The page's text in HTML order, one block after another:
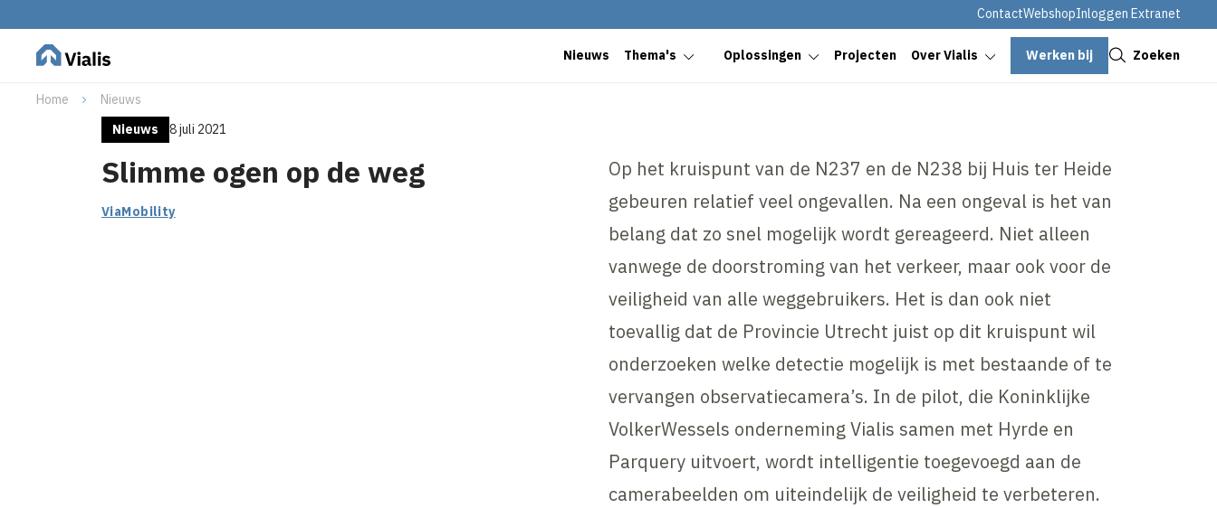
ContactWebshopInloggen Extranet
Nieuws Thema's Oplossingen Projecten Over Vialis Werken bij Zoeken
Home
Nieuws
Nieuws
8 juli 2021
Slimme ogen op de weg
ViaMobility
Op het kruispunt van de N237 en de N238 bij Huis ter Heide
gebeuren relatief veel ongevallen. Na een ongeval is het van
belang dat zo snel mogelijk wordt gereageerd. Niet alleen
vanwege de doorstroming van het verkeer, maar ook voor de
veiligheid van alle weggebruikers. Het is dan ook niet
toevallig dat de Provincie Utrecht juist op dit kruispunt wil
onderzoeken welke detectie mogelijk is met bestaande of te
vervangen observatiecamera’s. In de pilot, die Koninklijke
VolkerWessels onderneming Vialis samen met Hyrde en
Parquery uitvoert, wordt intelligentie toegevoegd aan de
camerabeelden om uiteindelijk de veiligheid te verbeteren.
Sluiten